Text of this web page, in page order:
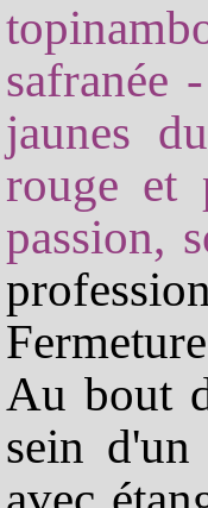
safranée
jaunes
rouge et
passion,
Au bout
sein